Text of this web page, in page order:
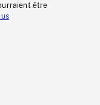
être